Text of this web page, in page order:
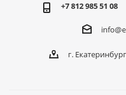
+7 812 985 51 08
г.